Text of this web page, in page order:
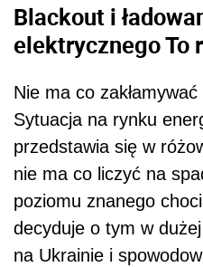
Blackout i
elektrycznego To
Nie ma co
Sytuacja na rynku
przedstawia się w
nie ma co liczyć na
poziomu znanego
decyduje o tym w
na Ukrainie i